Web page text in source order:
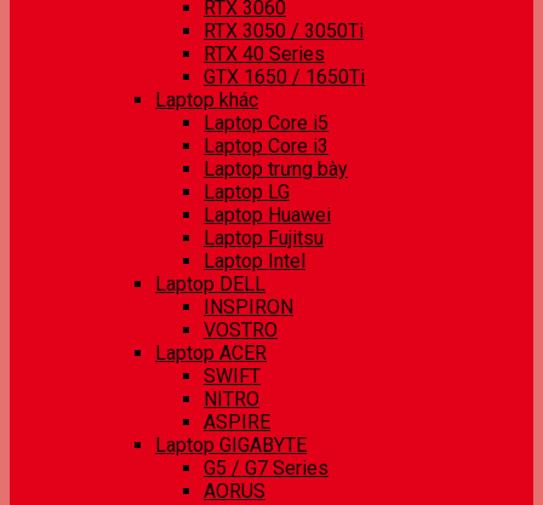
RTX 3060
RTX 3050 / 3050Ti
RTX 40 Series
GTX 1650 / 1650Ti
Laptop khác
Laptop Core i5
Laptop Core i3
Laptop trưng bày
Laptop LG
Laptop Huawei
Laptop Fujitsu
Laptop Intel
Laptop DELL
INSPIRON
VOSTRO
Laptop ACER
SWIFT
NITRO
ASPIRE
Laptop GIGABYTE
G5 / G7 Series
AORUS